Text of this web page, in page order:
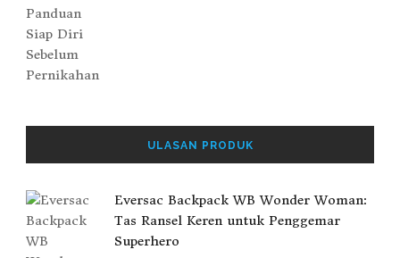
ULASAN PRODUK
Eversac Backpack WB Wonder Woman:
Tas Ransel Keren untuk Penggemar
Superhero